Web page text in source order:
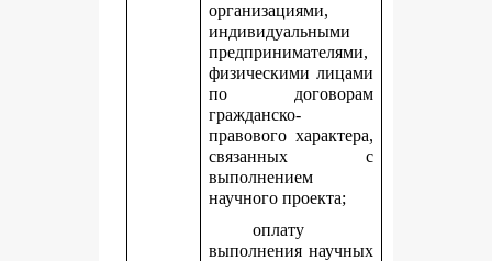
организациями,
индивидуальными
предпринимателями,
физическими лицами
по договорам
гражданско-
правового характера,
связанных с
выполнением
научного проекта;
оплату
выполнения научных